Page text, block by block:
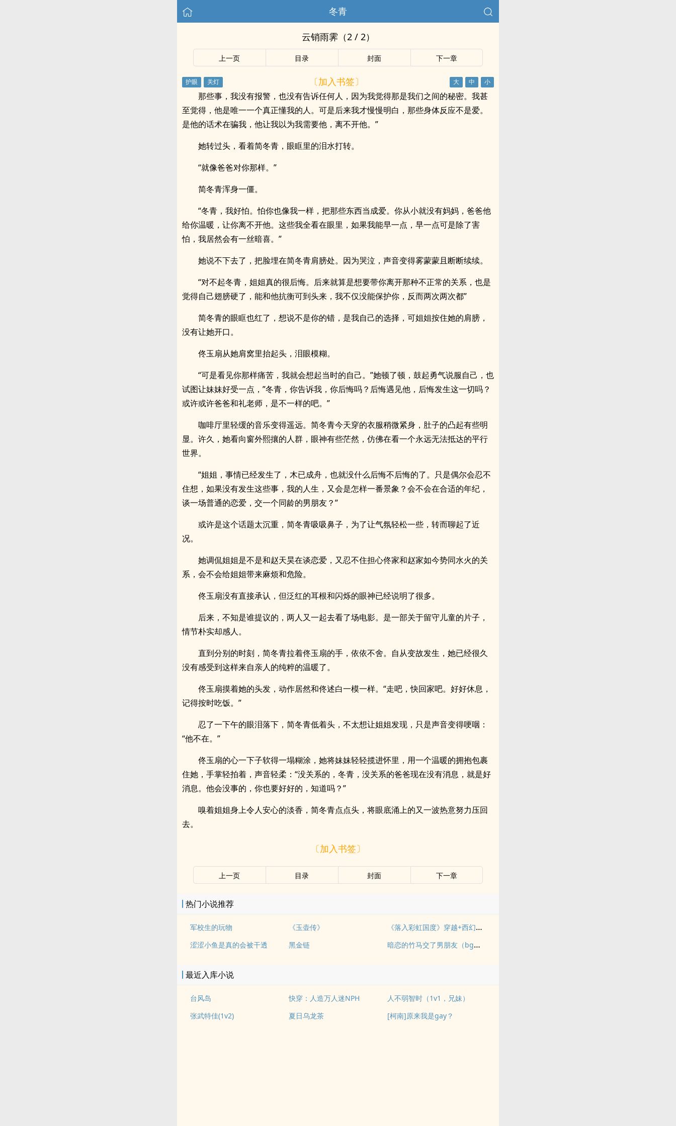
冬青
云销雨霁（2 / 2）
上一页 目录 封面 下一章
〔加入书签〕
那些事，我没有报警，也没有告诉任何人，因为我觉得那是我们之间的秘密。我甚
至觉得，他是唯一一个真正懂我的人。可是后来我才慢慢明白，那些身体反应不是爱。
是他的话术在骗我，他让我以为我需要他，离不开他。”
她转过头，看着简冬青，眼眶里的泪水打转。
“就像爸爸对你那样。”
简冬青浑身一僵。
“冬青，我好怕。怕你也像我一样，把那些东西当成爱。你从小就没有妈妈，爸爸他
给你温暖，让你离不开他。这些我全看在眼里，如果我能早一点，早一点可是除了害
怕，我居然会有一丝暗喜。”
她说不下去了，把脸埋在简冬青肩膀处。因为哭泣，声音变得雾蒙蒙且断断续续。
“对不起冬青，姐姐真的很后悔。后来就算是想要带你离开那种不正常的关系，也是
觉得自己翅膀硬了，能和他抗衡可到头来，我不仅没能保护你，反而两次两次都”
简冬青的眼眶也红了，想说不是你的错，是我自己的选择，可姐姐按住她的肩膀，
没有让她开口。
佟玉扇从她肩窝里抬起头，泪眼模糊。
“可是看见你那样痛苦，我就会想起当时的自己。”她顿了顿，鼓起勇气说服自己，也
试图让妹妹好受一点，”冬青，你告诉我，你后悔吗？后悔遇见他，后悔发生这一切吗？
或许或许爸爸和礼老师，是不一样的吧。”
咖啡厅里轻缓的音乐变得遥远。简冬青今天穿的衣服稍微紧身，肚子的凸起有些明
显。许久，她看向窗外熙攘的人群，眼神有些茫然，仿佛在看一个永远无法抵达的平行
世界。
“姐姐，事情已经发生了，木已成舟，也就没什么后悔不后悔的了。只是偶尔会忍不
住想，如果没有发生这些事，我的人生，又会是怎样一番景象？会不会在合适的年纪，
谈一场普通的恋爱，交一个同龄的男朋友？”
或许是这个话题太沉重，简冬青吸吸鼻子，为了让气氛轻松一些，转而聊起了近
况。
她调侃姐姐是不是和赵天昊在谈恋爱，又忍不住担心佟家和赵家如今势同水火的关
系，会不会给姐姐带来麻烦和危险。
佟玉扇没有直接承认，但泛红的耳根和闪烁的眼神已经说明了很多。
后来，不知是谁提议的，两人又一起去看了场电影。是一部关于留守儿童的片子，
情节朴实却感人。
直到分别的时刻，简冬青拉着佟玉扇的手，依依不舍。自从变故发生，她已经很久
没有感受到这样来自亲人的纯粹的温暖了。
佟玉扇摸着她的头发，动作居然和佟述白一模一样。“走吧，快回家吧。好好休息，
记得按时吃饭。”
忍了一下午的眼泪落下，简冬青低着头，不太想让姐姐发现，只是声音变得哽咽：
“他不在。”
佟玉扇的心一下子软得一塌糊涂，她将妹妹轻轻揽进怀里，用一个温暖的拥抱包裹
住她，手掌轻拍着，声音轻柔：“没关系的，冬青，没关系的爸爸现在没有消息，就是好
消息。他会没事的，你也要好好的，知道吗？”
嗅着姐姐身上令人安心的淡香，简冬青点点头，将眼底涌上的又一波热意努力压回
去。
〔加入书签〕
上一页 目录 封面 下一章
热门小说推荐
军校生的玩物 《玉壶传》 《落入彩虹国度》穿越+西幻+言情
涩涩小鱼是真的会被干透 黑金链 暗恋的竹马交了男朋友（bg，弯掰直，1v2）
最近入库小说
台风岛 快穿：人造万人迷NPH
人不弱智时（1v1，兄妹）
张武特佳(1v2)
夏日乌龙茶 [柯南]原来我是gay？